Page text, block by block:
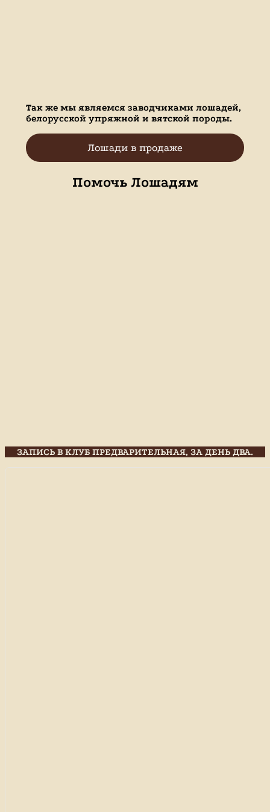
Так же мы являемся заводчиками лошадей,
белорусской упряжной и вятской породы.
Лошади в продаже
Помочь Лошадям
ЗАПИСЬ В КЛУБ ПРЕДВАРИТЕЛЬНАЯ, ЗА ДЕНЬ ДВА.